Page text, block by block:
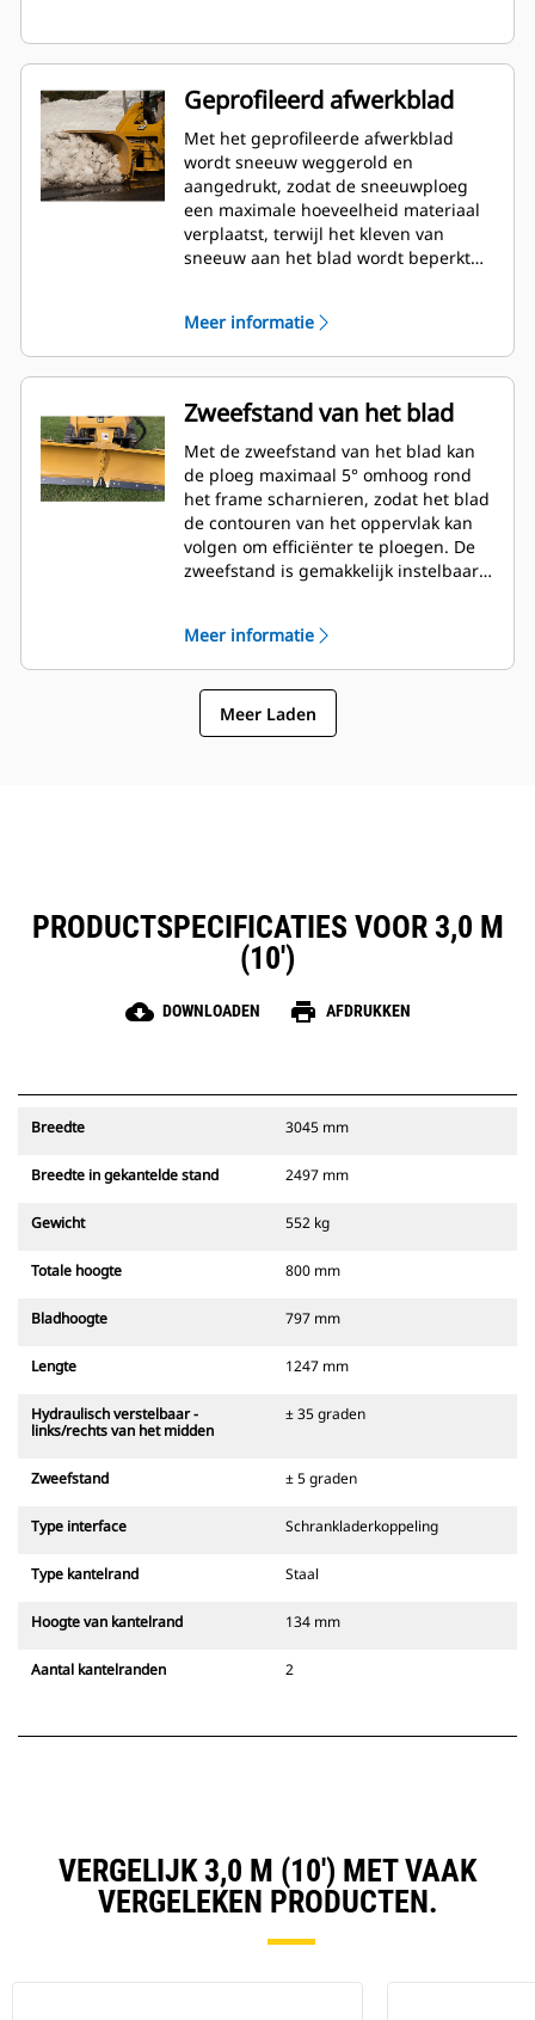
Geprofileerd afwerkblad
Met het geprofileerde afwerkblad
wordt sneeuw weggerold en
aangedrukt, zodat de sneeuwploeg
een maximale hoeveelheid materiaal
verplaatst, terwijl het kleven van
sneeuw aan het blad wordt beperkt
Meer informatie
Zweefstand van het blad
Met de zweefstand van het blad kan
de ploeg maximaal 5° omhoog rond
het frame scharnieren, zodat het blad
de contouren van het oppervlak kan
volgen om efficiënter te ploegen. De
zweefstand is gemakkelijk instelbaar
Meer informatie
Meer Laden
PRODUCTSPECIFICATIES VOOR 3,0 M
(10')
cloud_download DOWNLOADEN print AFDRUKKEN
Breedte 3045 mm
Breedte in gekantelde stand 2497 mm
Gewicht 552 kg
Totale hoogte 800 mm
Bladhoogte 797 mm
Lengte 1247 mm
Hydraulisch verstelbaar -
links/rechts van het midden
± 35 graden
Zweefstand ± 5 graden
Type interface Schrankladerkoppeling
Type kantelrand Staal
Hoogte van kantelrand 134 mm
Aantal kantelranden 2
VERGELIJK 3,0 M (10') MET VAAK
VERGELEKEN PRODUCTEN.